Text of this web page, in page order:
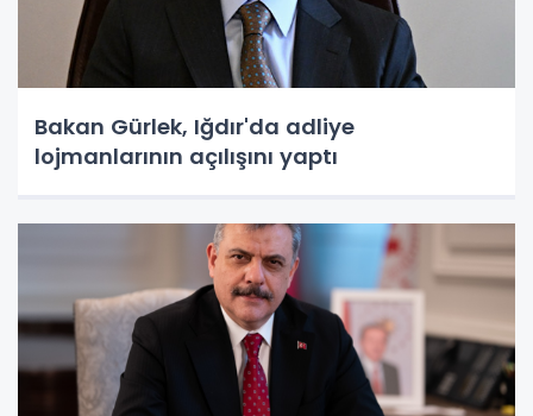
Bakan Gürlek, Iğdır'da adliye
lojmanlarının açılışını yaptı